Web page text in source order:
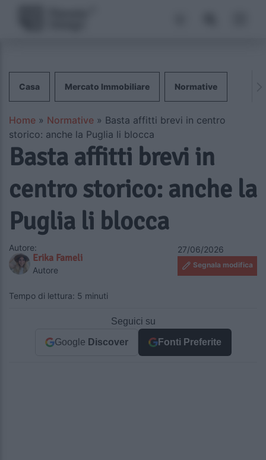
Casa Mercato Immobiliare Normative
Home » Normative » Basta affitti brevi in centro
storico: anche la Puglia li blocca
Basta affitti brevi in
centro storico: anche la
Puglia li blocca
Autore:
Erika Fameli
Autore
27/06/2026
Segnala modifica
Tempo di lettura: 5 minuti
Seguici su
Google Discover Fonti Preferite